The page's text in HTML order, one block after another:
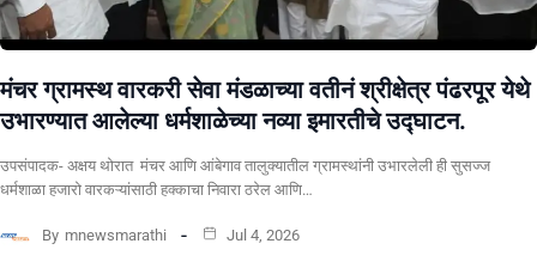
मंचर ग्रामस्थ वारकरी सेवा मंडळाच्या वतीनं श्रीक्षेत्र पंढरपूर येथे
उभारण्यात आलेल्या धर्मशाळेच्या नव्या इमारतीचे उद्घाटन.
उपसंपादक- अक्षय थोरात मंचर आणि आंबेगाव तालुक्यातील ग्रामस्थांनी उभारलेली ही सुसज्ज
धर्मशाळा हजारो वारकऱ्यांसाठी हक्काचा निवारा ठरेल आणि…
By mnewsmarathi Jul 4, 2026